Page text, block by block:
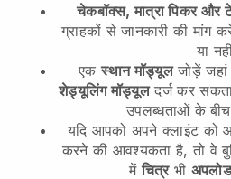
चेकबॉक्स, मात्रा पिकर और
ग्राहकों से जानकारी की मांग
या
एकस्थान मॉड्यूलजोड़ें जहां
शेड्यूलिंग मॉड्यूलदर्ज कर सकता
उपलब्धताओं के
यदि आपको अपने क्लाइंट को
करने की आवश्यकता है, तो वे
मेंचित्रभी अपलोड